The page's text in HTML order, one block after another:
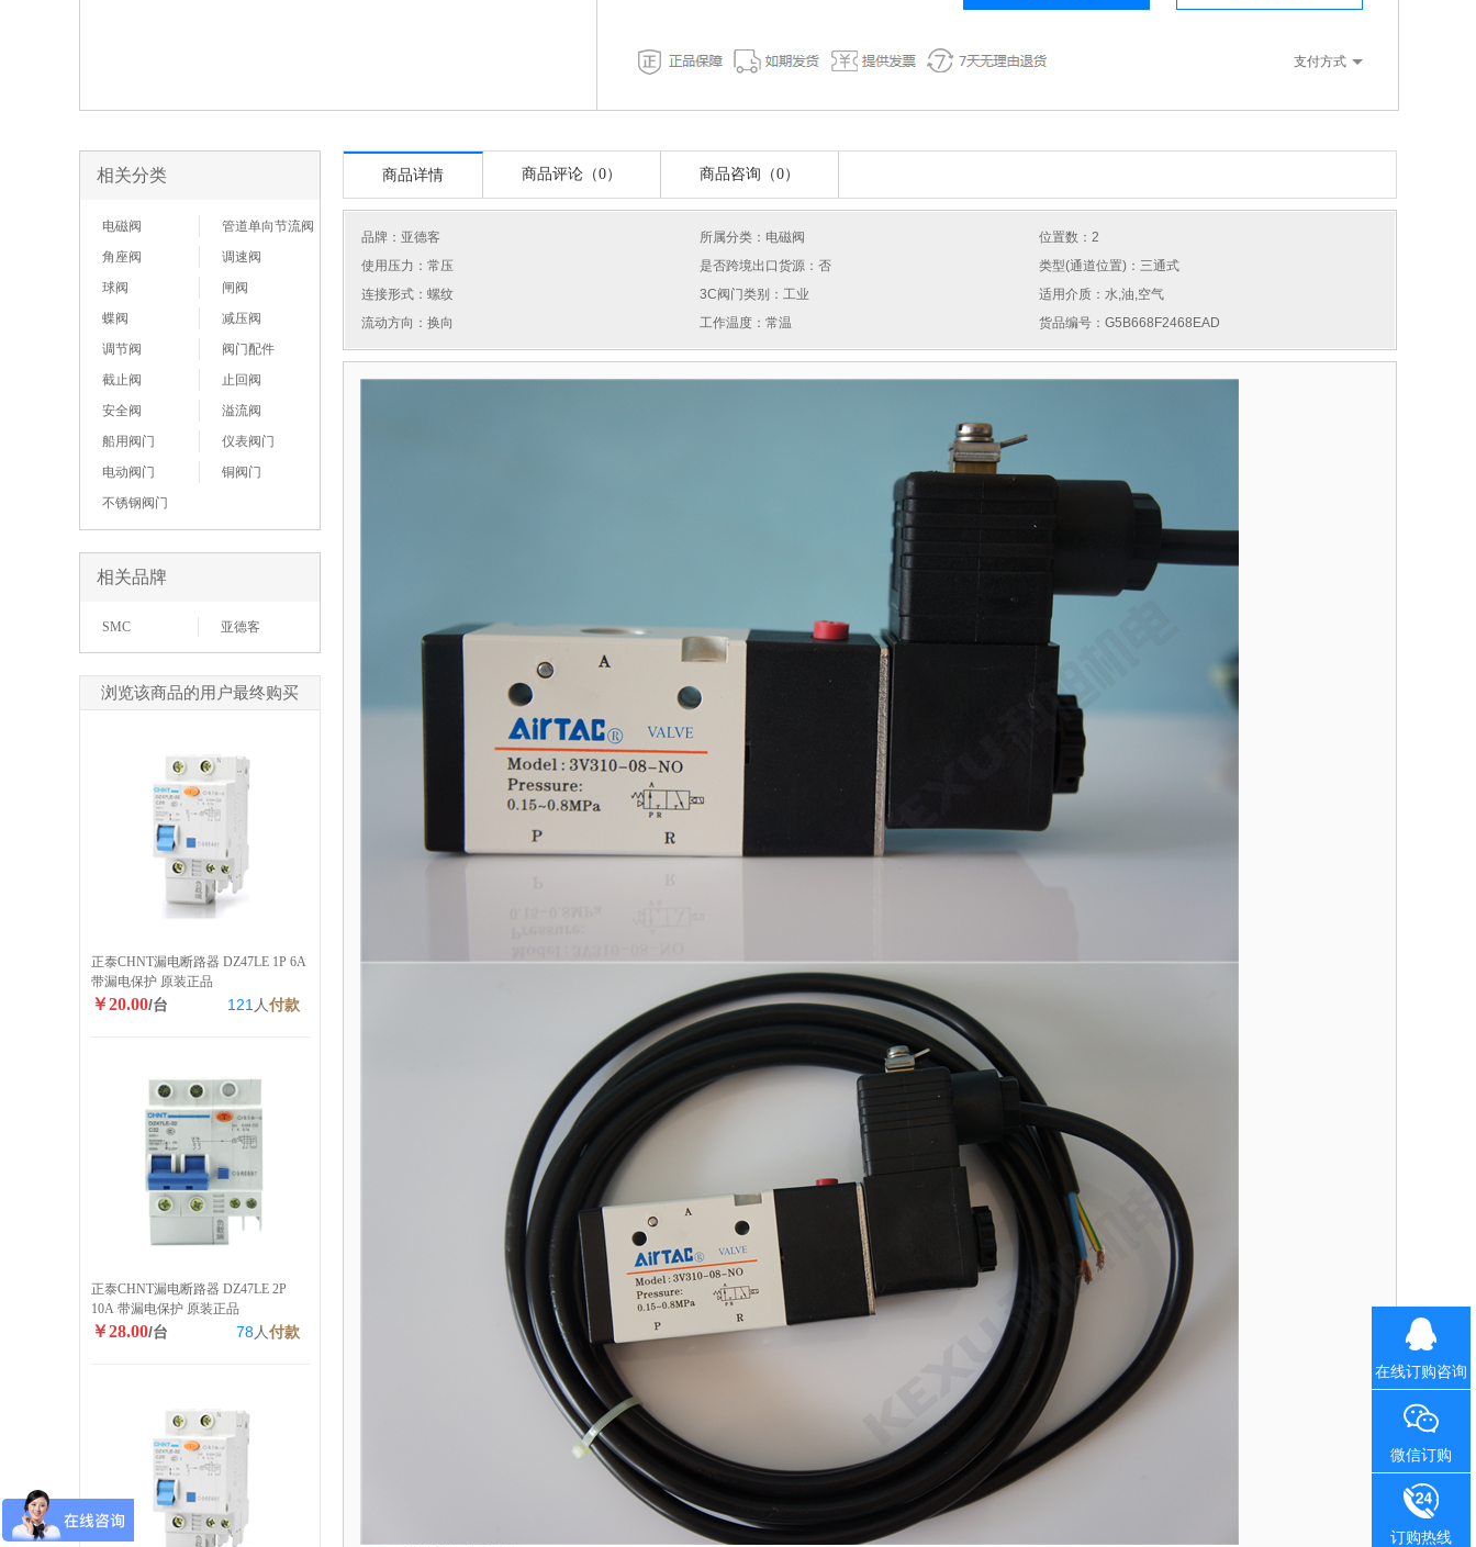
支付方式
相关分类
电磁阀
管道单向节流阀
角座阀
调速阀
球阀
闸阀
蝶阀
减压阀
调节阀
阀门配件
截止阀
止回阀
安全阀
溢流阀
船用阀门
仪表阀门
电动阀门
铜阀门
不锈钢阀门
相关品牌
SMC 亚德客
浏览该商品的用户最终购买
正泰CHNT漏电断路器 DZ47LE 1P 6A
带漏电保护 原装正品
￥20.00/台 121 人付款
正泰CHNT漏电断路器 DZ47LE 2P
10A 带漏电保护 原装正品
￥28.00/台 78 人付款
商品详情 商品评论（0） 商品咨询（0）
品牌： 亚德客 所属分类：电磁阀
位置数：2
使用压力：常压
是否跨境出口货源：否
类型(通道位置)：三通式
连接形式：螺纹
3C阀门类别：工业
适用介质：水,油,空气
流动方向：换向
工作温度：常温 货品编号：G5B668F2468EAD
在线订购咨询
微信订购
订购热线